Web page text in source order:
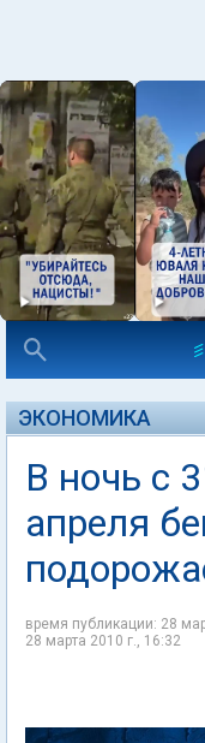
ЭКОНОМИКА
В ночь с
апреля
время публикации: 28
28 марта 2010 г., 16:32